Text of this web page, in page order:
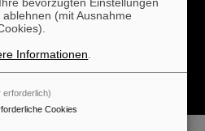
Haftungsausschluss
(mit Ausnahme
Informationen
erforderlich)
Cookies